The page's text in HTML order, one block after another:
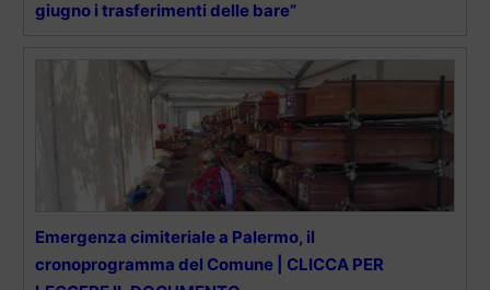
giugno i trasferimenti delle bare”
Emergenza cimiteriale a Palermo, il
cronoprogramma del Comune | CLICCA PER